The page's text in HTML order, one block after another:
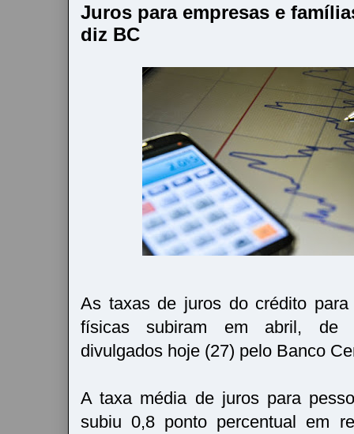
Juros para empresas e
diz BC
As taxas de juros do crédito
físicas subiram em abril, de
divulgados hoje (27) pelo Banco
A taxa média de juros para
subiu 0,8 ponto percentual em